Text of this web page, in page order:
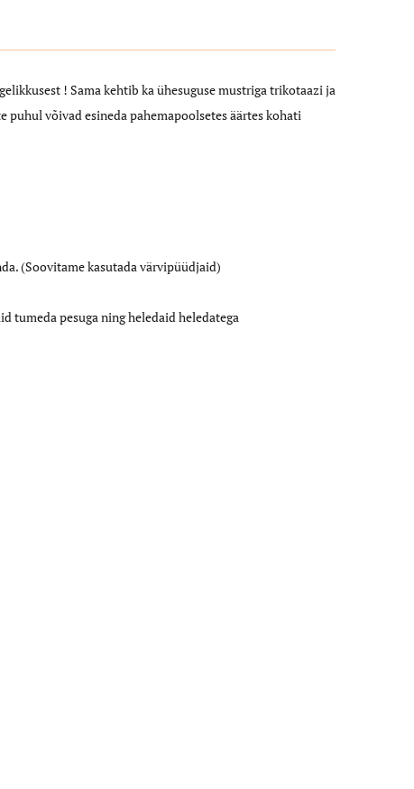
! Sama kehtib ka ühesuguse mustriga trikotaazi ja
puhul võivad esineda pahemapoolsetes äärtes kohati
(Soovitame kasutada värvipüüdjaid)
tumeda pesuga ning heledaid heledatega